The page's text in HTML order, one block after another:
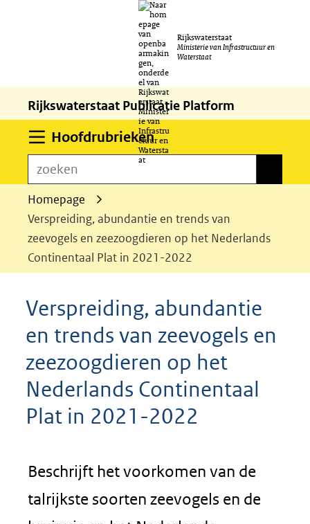
naar
de
inhoud
Rijkswaterstaat
Ministerie van Infrastructuur en
Waterstaat
Rijkswaterstaat Publicatie Platform
HoofdrubriekenUitklappen
zoeken
Homepage
Verspreiding, abundantie en trends van
zeevogels en zeezoogdieren op het Nederlands
Continentaal Plat in 2021-2022
Verspreiding, abundantie
en trends van zeevogels en
zeezoogdieren op het
Nederlands Continentaal
Plat in 2021-2022
Beschrijft het voorkomen van de
talrijkste soorten zeevogels en de